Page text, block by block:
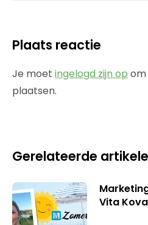
Plaats reactie
Je moet ingelogd zijn op
plaatsen.
Gerelateerde
Vita